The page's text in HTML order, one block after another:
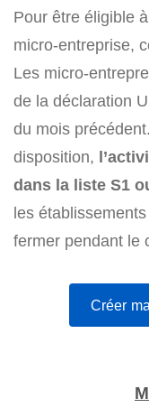
Pour être éligible
micro-entreprise,
Les micro-
de la déclaration
du mois
disposition,
dans la liste S1
les
fermer pendant le
Créer